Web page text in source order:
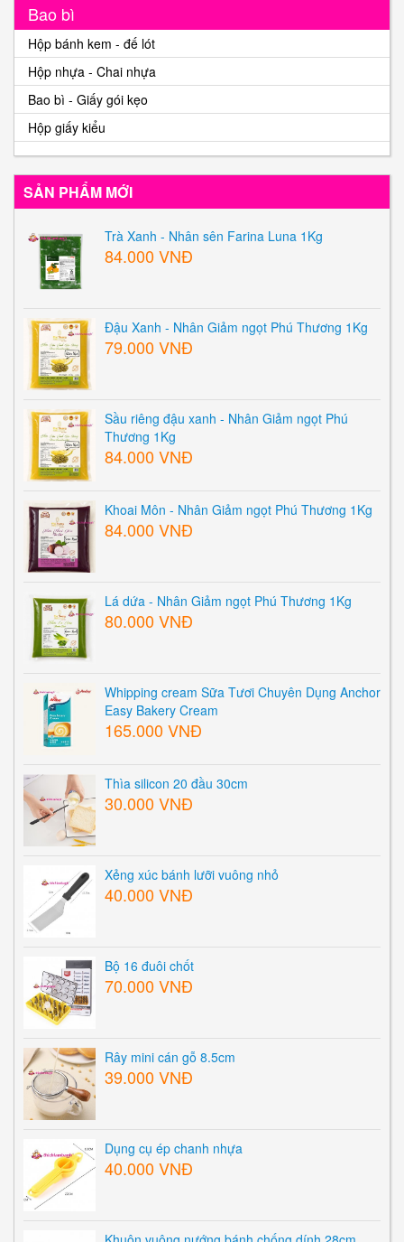
Bao bì
Hộp bánh kem - đế lót
Hộp nhựa - Chai nhựa
Bao bì - Giấy gói kẹo
Hộp giấy kiểu
SẢN PHẨM MỚI
Trà Xanh - Nhân sên Farina Luna 1Kg
84.000 VNĐ
Đậu Xanh - Nhân Giảm ngọt Phú Thương 1Kg
79.000 VNĐ
Sầu riêng đậu xanh - Nhân Giảm ngọt Phú
Thương 1Kg
84.000 VNĐ
Khoai Môn - Nhân Giảm ngọt Phú Thương 1Kg
84.000 VNĐ
Lá dứa - Nhân Giảm ngọt Phú Thương 1Kg
80.000 VNĐ
Whipping cream Sữa Tươi Chuyên Dụng Anchor
Easy Bakery Cream
165.000 VNĐ
Thìa silicon 20 đầu 30cm
30.000 VNĐ
Xẻng xúc bánh lưỡi vuông nhỏ
40.000 VNĐ
Bộ 16 đuôi chốt
70.000 VNĐ
Rây mini cán gỗ 8.5cm
39.000 VNĐ
Dụng cụ ép chanh nhựa
40.000 VNĐ